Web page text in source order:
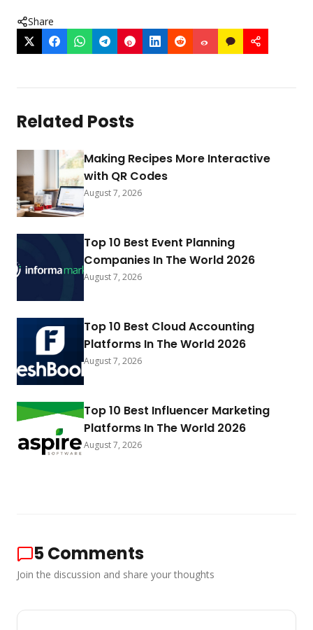
Share
Related Posts
Making Recipes More Interactive
with QR Codes
August 7, 2026
Top 10 Best Event Planning
Companies In The World 2026
August 7, 2026
Top 10 Best Cloud Accounting
Platforms In The World 2026
August 7, 2026
Top 10 Best Influencer Marketing
Platforms In The World 2026
August 7, 2026
5Comments
Join the discussion and share your thoughts